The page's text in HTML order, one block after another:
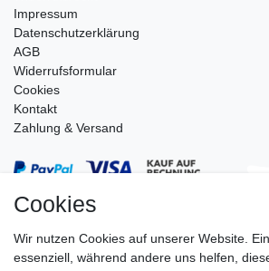
Impressum
Daten­schutz­erklärung
AGB
Widerrufsformular
Cookies
Kontakt
Zahlung & Versand
Cookies
Wir nutzen Cookies auf unserer Website.
essenziell, während andere uns helfen,